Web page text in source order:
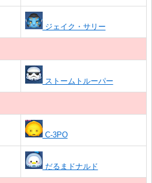
ジェイク・サリー
ストームトルーパー
C-3PO
だるまドナルド